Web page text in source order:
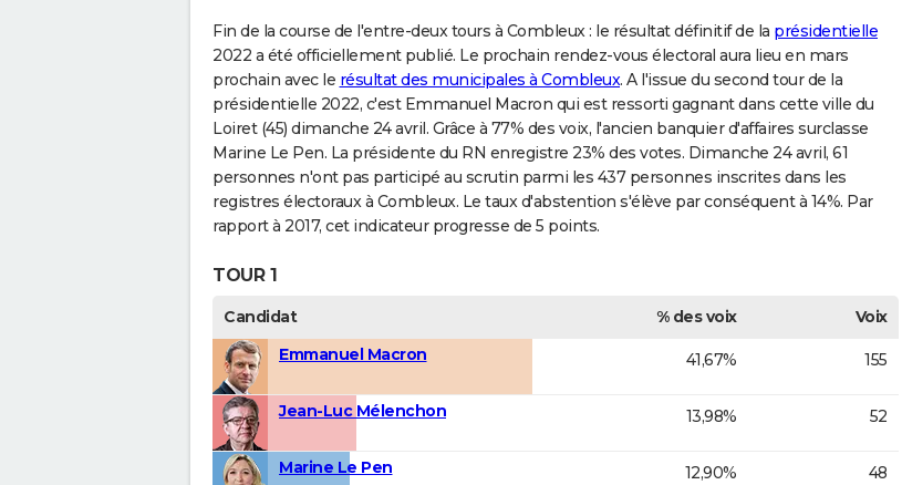
Fin de la course de l'entre-deux tours à Combleux : le résultat définitif de la présidentielle
2022 a été officiellement publié. Le prochain rendez-vous électoral aura lieu en mars
prochain avec le résultat des municipales à Combleux. A l'issue du second tour de la
présidentielle 2022, c'est Emmanuel Macron qui est ressorti gagnant dans cette ville du
Loiret (45) dimanche 24 avril. Grâce à 77% des voix, l'ancien banquier d'affaires surclasse
Marine Le Pen. La présidente du RN enregistre 23% des votes. Dimanche 24 avril, 61
personnes n'ont pas participé au scrutin parmi les 437 personnes inscrites dans les
registres électoraux à Combleux. Le taux d'abstention s'élève par conséquent à 14%. Par
rapport à 2017, cet indicateur progresse de 5 points.
TOUR 1
Candidat % des voix
Voix
Emmanuel Macron
41,67% 155
Jean-Luc Mélenchon 13,98% 52
Marine Le Pen 12,90% 48